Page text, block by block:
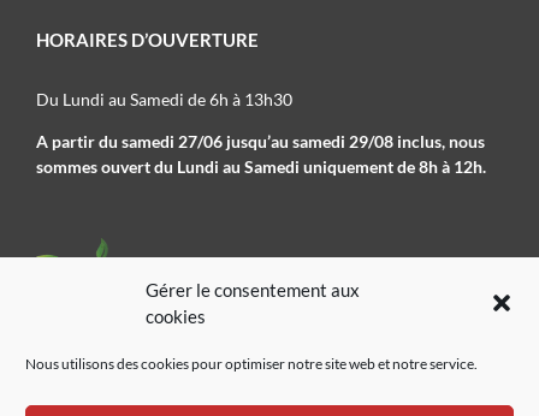
Gérer le consentement aux
cookies
Nous utilisons des cookies pour optimiser notre site web et notre service.
HORAIRES D’OUVERTURE
Du Lundi au Samedi de 6h à 13h30
A partir du samedi 27/06 jusqu’au samedi 29/08 inclus, nous
sommes ouvert du Lundi au Samedi uniquement de 8h à 12h.
02 41 78 09 01